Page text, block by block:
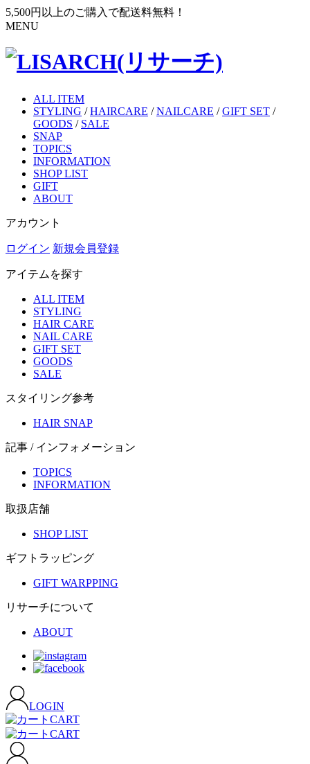
5,500円以上のご購入で配送料無料！
MENU
ALL ITEM
STYLING /HAIRCARE /NAILCARE /GIFT SET /
GOODS / SALE
SNAP
TOPICS
INFORMATION
SHOP LIST
GIFT
ABOUT
アカウント
ログイン 新規会員登録
アイテムを探す
ALL ITEM
STYLING
HAIR CARE
NAIL CARE
GIFT SET
GOODS
SALE
スタイリング参考
HAIR SNAP
記事 / インフォメーション
TOPICS
INFORMATION
取扱店舗
SHOP LIST
ギフトラッピング
GIFT WARPPING
リサーチについて
ABOUT
LOGIN
CART
CART